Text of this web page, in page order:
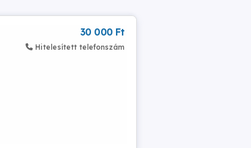
30 000 Ft
Hitelesített telefonszám